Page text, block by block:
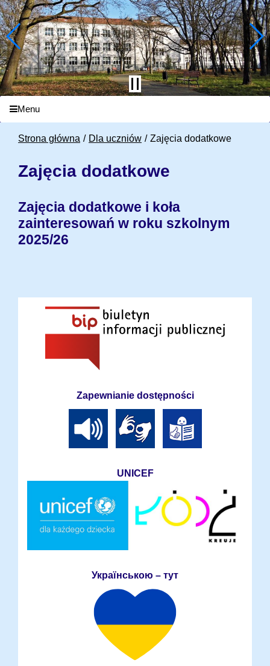
Menu
Strona główna Dla uczniów Zajęcia dodatkowe
Zajęcia dodatkowe
Zajęcia dodatkowe i koła
zainteresowań w roku szkolnym
2025/26
Zapewnianie dostępności
UNICEF
Українською – тут